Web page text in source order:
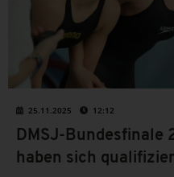
25.11.2025 12:12
DMSJ-Bundesfinale
haben sich